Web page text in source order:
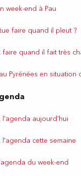
week-end à Pau
faire quand il pleut ?
faire quand il fait très
Pyrénées en situation
l'agenda aujourd'hui
l'agenda cette semaine
du week-end
du Cami